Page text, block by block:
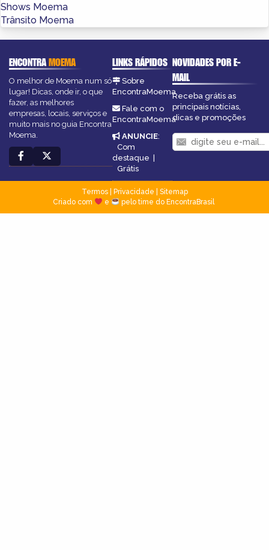
Shows Moema
Trânsito Moema
ENCONTRAMOEMA
O melhor de Moema num só
lugar! Dicas, onde ir, o que
fazer, as melhores
empresas, locais, serviços e
muito mais no guia Encontra
Moema.
LINKS RÁPIDOS
Sobre
EncontraMoema
Fale com o
EncontraMoema
ANUNCIE:
Com
destaque
Grátis
NOVIDADES POR E-
MAIL
Receba grátis as
principais notícias,
dicas e promoções
Termos| Privacidade
Sitemap
Criado com
e pelo time do EncontraBrasil